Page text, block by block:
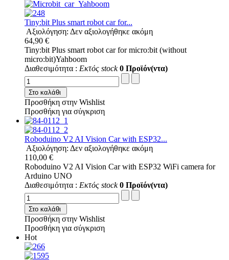
Tiny:bit Plus smart robot car for...
Αξιολόγηση: Δεν αξιολογήθηκε ακόμη
64,90 €
Tiny:bit Plus smart robot car for micro:bit (without
micro:bit)Yahboom
Διαθεσιμότητα : Εκτός stock 0 Προϊόν(ντα)
Στο καλάθι
Προσθήκη στην Wishlist
Προσθήκη για σύγκριση
Roboduino V2 AI Vision Car with ESP32...
Αξιολόγηση: Δεν αξιολογήθηκε ακόμη
110,00 €
Roboduino V2 AI Vision Car with ESP32 WiFi camera for
Arduino UNO
Διαθεσιμότητα : Εκτός stock 0 Προϊόν(ντα)
Στο καλάθι
Προσθήκη στην Wishlist
Προσθήκη για σύγκριση
Hot